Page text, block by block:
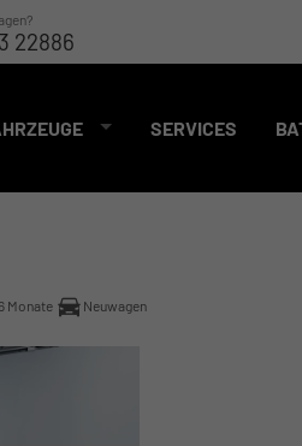
22886
SERVICES
Monate Neuwagen